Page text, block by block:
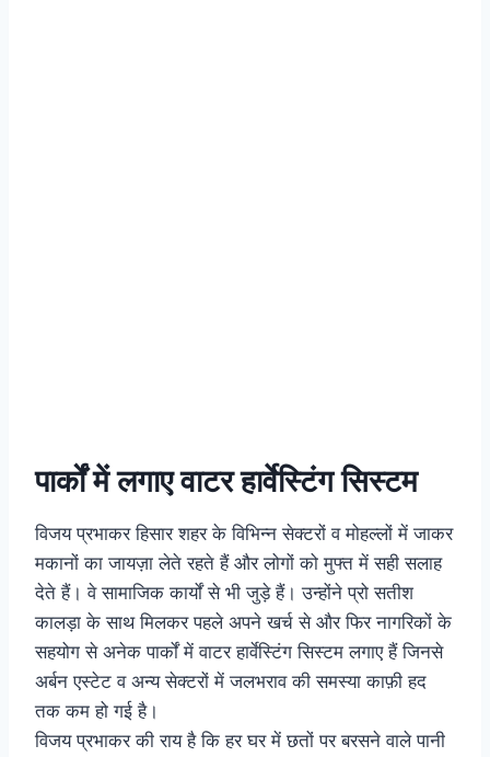
पार्कों में लगाए वाटर हार्वेस्टिंग सिस्टम
विजय प्रभाकर हिसार शहर के विभिन्न सेक्टरों व मोहल्लों में जाकर
मकानों का जायज़ा लेते रहते हैं और लोगों को मुफ्त में सही सलाह
देते हैं। वे सामाजिक कार्यों से भी जुड़े हैं। उन्होंने प्रो सतीश
कालड़ा के साथ मिलकर पहले अपने खर्च से और फिर नागरिकों के
सहयोग से अनेक पार्कों में वाटर हार्वेस्टिंग सिस्टम लगाए हैं जिनसे
अर्बन एस्टेट व अन्य सेक्टरों में जलभराव की समस्या काफ़ी हद
तक कम हो गई है।
विजय प्रभाकर की राय है कि हर घर में छतों पर बरसने वाले पानी